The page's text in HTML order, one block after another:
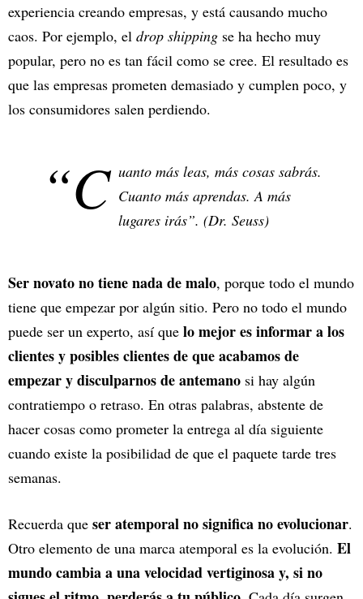
experiencia creando empresas, y está causando mucho
caos. Por ejemplo, el drop shipping se ha hecho muy
popular, pero no es tan fácil como se cree. El resultado es
que las empresas prometen demasiado y cumplen poco, y
los consumidores salen perdiendo.
“C uanto más leas, más cosas sabrás.
Cuanto más aprendas. A más
lugares irás”. (Dr. Seuss)
Ser novato no tiene nada de malo, porque todo el mundo
tiene que empezar por algún sitio. Pero no todo el mundo
puede ser un experto, así que lo mejor es informar a los
clientes y posibles clientes de que acabamos de
empezar y disculparnos de antemano si hay algún
contratiempo o retraso. En otras palabras, abstente de
hacer cosas como prometer la entrega al día siguiente
cuando existe la posibilidad de que el paquete tarde tres
semanas.
Recuerda que ser atemporal no significa no evolucionar.
Otro elemento de una marca atemporal es la evolución. El
mundo cambia a una velocidad vertiginosa y, si no